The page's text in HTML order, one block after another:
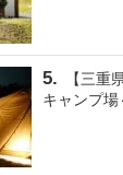
【三重
キャンプ場